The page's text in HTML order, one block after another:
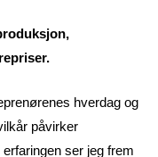
hverdag og
påvirker
ser jeg frem